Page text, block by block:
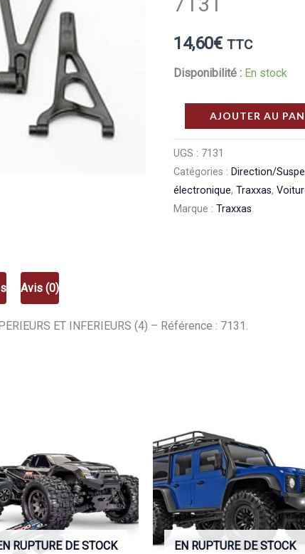
14,60€ TTC
Disponibilité : En stock
quantité
de
Traxxas
Triangles
De
Suspension
(4)
AJOUTER AU
UGS : 7131
Catégories : Direction/
électronique,Traxxas,
Marque :Traxxas
Avis (0)
ET INFERIEURS (4) – Référence : 7131.
RUPTURE DE STOCK EN RUPTURE DE STOCK